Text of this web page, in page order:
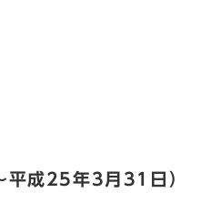
平成25年3月31日）